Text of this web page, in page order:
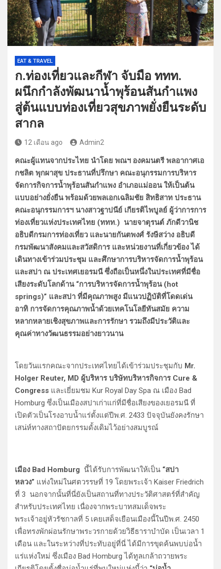
EAT & TRAVEL
ก.ท่องเที่ยวและกีฬา จับมือ ททท.
ผนึกกำลังพัฒนาน้ำพุร้อนสันกำแพง
สู่ต้นแบบท่องเที่ยวสุขภาพยั่งยืนระดับ
สากล
12 เดือน ago Admin2
คณะผู้แทนจากประไทย นำโดย พณฯ องคมนตรี พลอากาศเอ
กชลิต พุกผาสุข ประธานที่ปรึกษา คณะอนุกรรมการบริหาร
จัดการกิจการน้ำพุร้อนสันกำแพง อำเภอแม่ออน ให้เป็นต้น
แบบอย่างยั่งยืน พร้อมด้วยพลเอกเฉลิมชัย สิทธิสาท ประธาน
คณะอนุกรรมการฯ นางสาวฐาปนีย์ เกียรติไพบูลย์ ผู้ว่าการการ
ท่องเที่ยวแห่งประเทศไทย (ททท.) นายจาตุรนต์ ภักดีวานิช
อธิบดีกรมการท่องเที่ยว และนายกันตพงศ์ รังษีสว่าง อธิบดี
กรมพัฒนาสังคมและสวัสดิการ และหน่วยงานที่เกี่ยวข้อง ได้
เดินทางเข้าร่วมประชุม และศึกษาการบริหารจัดการน้ำพุร้อน
และสปา ณ ประเทศเยอรมนี ซึ่งถือเป็นหนึ่งในประเทศที่มีชื่อ
เสียงระดับโลกด้าน “การบริหารจัดการน้ำพุร้อน (hot
springs)” และสปา ที่มีคุณภาพสูง มีแนวปฏิบัติที่โดดเด่น
อาทิ การจัดการคุณภาพน้ำด้วยเทคโนโลยีทันสมัย ความ
หลากหลายเชิงสุขภาพและการรักษา รวมถึงมีประวัติและ
คุณค่าทางวัฒนธรรมอย่างยาวนาน
โดยวันแรกคณะจากประเทศไทยได้เข้าร่วมประชุมกับ Mr.
Holger Reuter, MD ผู้บริหาร บริษัทบริหารกิจการ Cure &
Congress และเยี่ยมชม Kur Royal Day Spa ณ เมือง Bad
Homburg ซึ่งเป็นเมืองสปาเก่าแก่ที่มีชื่อเสียงของเยอรมนี ที่
เปิดตัวเป็นโรงอาบน้ำแร่ตั้งแต่ปีพ.ศ. 2433 ปัจจุบันยังคงรักษา
เสน่ห์ทางสถาปัตยกรรมดั้งเดิมไว้อย่างสมบูรณ์
เมือง Bad Homburg นี้ได้รับการพัฒนาให้เป็น “สปา
หลวง” แห่งใหม่ในศตวรรษที่ 19 โดยพระเจ้า Kaiser Friedrich
ที่ 3 นอกจากนั้นที่นี่ยังเป็นสถานที่ทางประวัติศาสตร์ที่สำคัญ
สำหรับประเทศไทย เนื่องจากพระบาทสมเด็จพระ
พระเจ้าอยู่หัวรัชกาลที่ 5 เคยเสด็จเยือนเมืองนี้ในปีพ.ศ. 2450
เพื่อทรงพักผ่อนรักษาพระวรกายด้วยวิธีธาราบำบัด เป็นเวลา 1
เดือน และในระหว่างที่ประทับอยู่ที่นี่ ได้มีการขุดค้นพบบ่อน้ำ
แร่แห่งใหม่ ซึ่งเมือง Bad Homburg ได้ทูลเกล้าถวายพระ